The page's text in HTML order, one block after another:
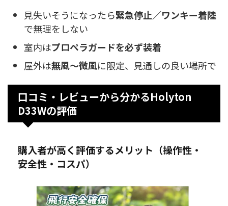
見失いそうになったら緊急停止／ワンキー着陸
で無理をしない
室内はプロペラガードを必ず装着
屋外は無風〜微風に限定、見通しの良い場所で
口コミ・レビューから分かるHolyton
D33Wの評価
購入者が高く評価するメリット（操作性・
安全性・コスパ）